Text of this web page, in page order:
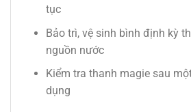
tục
Bảo trì, vệ sinh bình định kỳ
nguồn nước
Kiểm tra thanh magie sau
dụng